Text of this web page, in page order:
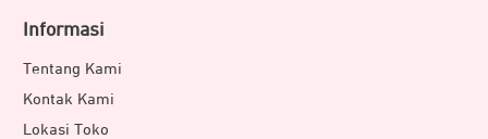
Informasi
Tentang Kami
Kontak Kami
Lokasi Toko